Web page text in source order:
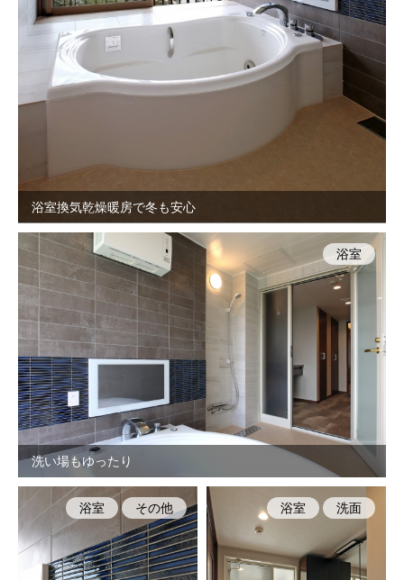
浴室換気乾燥暖房で冬も安心
洗い場もゆったり
浴室
浴室 その他 浴室 洗面